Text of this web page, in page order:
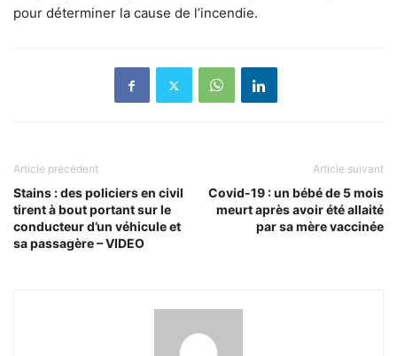
pour déterminer la cause de l’incendie.
Article précédent
Stains : des policiers en civil
tirent à bout portant sur le
conducteur d’un véhicule et
sa passagère – VIDEO
Article suivant
Covid-19 : un bébé de 5 mois
meurt après avoir été allaité
par sa mère vaccinée